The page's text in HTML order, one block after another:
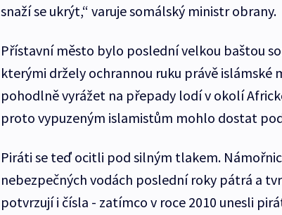
snaží se ukrýt,“ varuje somálský ministr obrany.
Přístavní město bylo poslední velkou baštou
kterými držely ochrannou ruku právě islámské
pohodlně vyrážet na přepady lodí v okolí
proto vypuzeným islamistům mohlo dostat
Piráti se teď ocitli pod silným tlakem.
nebezpečných vodách poslední roky pátrá a
potvrzují i čísla - zatímco v roce 2010 unesli